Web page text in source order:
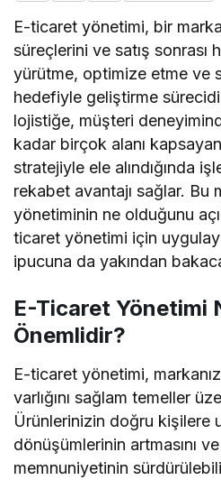
E-ticaret yönetimi, bir
süreçlerini ve satış sonrası
yürütme, optimize etme ve
hedefiyle geliştirme
lojistiğe, müşteri
kadar birçok alanı
stratejiyle ele alındığında
rekabet avantajı sağlar. Bu
yönetiminin ne olduğunu
ticaret yönetimi için
ipucuna da yakından
E-Ticaret Yönetimi
Önemlidir?
E-ticaret yönetimi,
varlığını sağlam temeller
Ürünlerinizin doğru kişilere
dönüşümlerinin artmasını
memnuniyetinin